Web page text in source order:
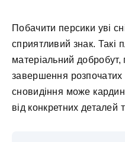
Побачити персики уві
сприятливий знак. Такі
матеріальний добробут,
завершення
сновидіння може
від конкретних деталей